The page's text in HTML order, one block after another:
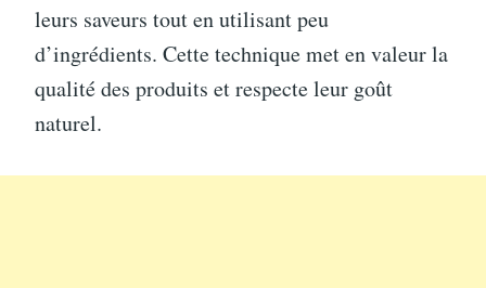
leurs saveurs tout en utilisant peu
d’ingrédients. Cette technique met en valeur la
qualité des produits et respecte leur goût
naturel.